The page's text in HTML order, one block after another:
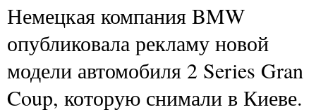
Немецкая компания BMW
опубликовала рекламу новой
модели автомобиля 2 Series Gran
Coup, которую снимали в Киеве.